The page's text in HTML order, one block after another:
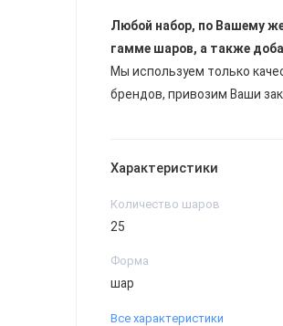
Любой набор, по Вашему
гамме шаров, а также
Мы используем только
брендов, привозим Ваши
Характеристики
Количество шаров
25
Форма
шар
Все характеристики